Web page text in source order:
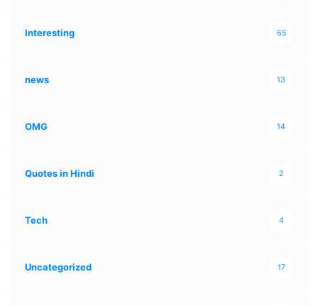
Interesting 65
news 13
OMG 14
Quotes in Hindi 2
Tech 4
Uncategorized 17